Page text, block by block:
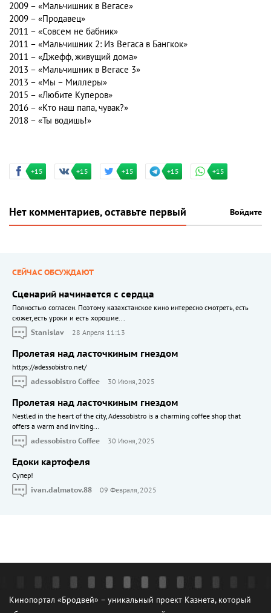
2009 – «Мальчишник в Вегасе»
2009 – «Продавец»
2011 – «Совсем не бабник»
2011 – «Мальчишник 2: Из Вегаса в Бангкок»
2011 – «Джефф, живущий дома»
2013 – «Мальчишник в Вегасе 3»
2013 – «Мы – Миллеры»
2015 – «Любите Куперов»
2016 – «Кто наш папа, чувак?»
2018 – «Ты водишь!»
+15 +15 +15 +15 +15
Нет комментариев, оставьте первый Войдите
СЕЙЧАС ОБСУЖДАЮТ
Сценарий начинается с сердца
Полностью согласен. Поэтому казахстанское кино интересно смотреть, есть
сюжет, есть уроки и есть хорошие...
Stanislav
28 Апреля 11:13
Пролетая над ласточкиным гнездом
https://adessobistro.net/
adessobistro Coffee
30 Июня, 2025
Пролетая над ласточкиным гнездом
Nestled in the heart of the city, Adessobistro is a charming coffee shop that
offers a warm and inviting...
adessobistro Coffee
30 Июня, 2025
Едоки картофеля
Cупер!
ivan.dalmatov.88
09 Февраля, 2025
Кинопортал «Бродвей» – уникальный проект Казнета, который